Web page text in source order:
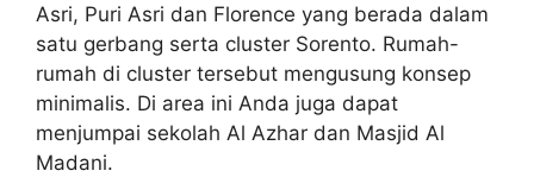
Asri, Puri Asri dan Florence yang berada dalam
satu gerbang serta cluster Sorento. Rumah-
rumah di cluster tersebut mengusung konsep
minimalis. Di area ini Anda juga dapat
menjumpai sekolah Al Azhar dan Masjid Al
Madani.